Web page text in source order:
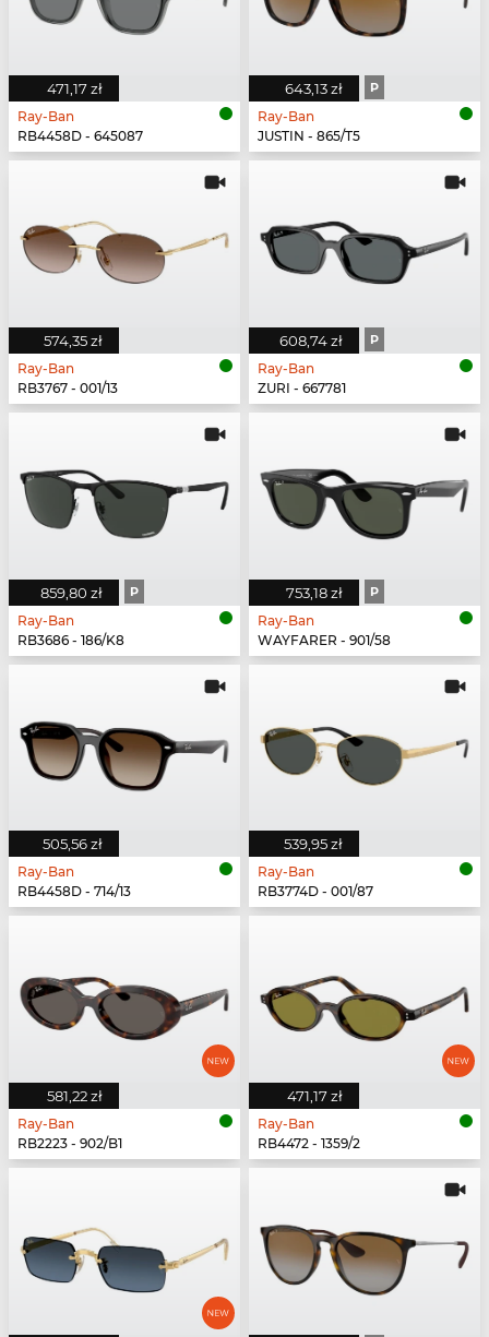
471,17 zł
Ray-Ban
RB4458D - 645087
643,13 zł P
Ray-Ban
JUSTIN - 865/T5
574,35 zł
Ray-Ban
RB3767 - 001/13
608,74 zł P
Ray-Ban
ZURI - 667781
859,80 zł P
Ray-Ban
RB3686 - 186/K8
753,18 zł P
Ray-Ban
WAYFARER - 901/58
505,56 zł
Ray-Ban
RB4458D - 714/13
539,95 zł
Ray-Ban
RB3774D - 001/87
581,22 zł
Ray-Ban
RB2223 - 902/B1
471,17 zł
Ray-Ban
RB4472 - 1359/2